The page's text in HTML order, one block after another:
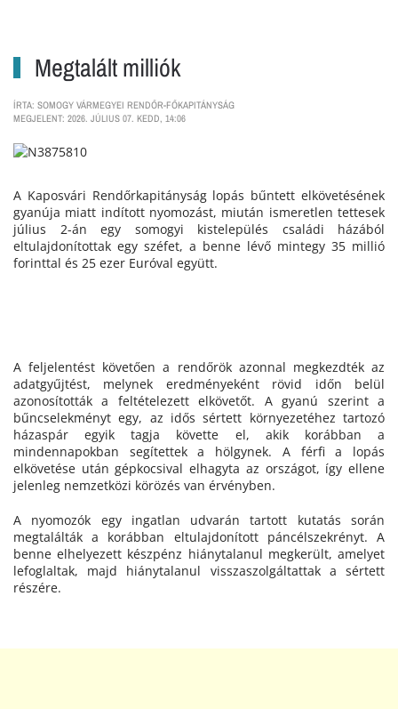
Megtalált milliók
ÍRTA: SOMOGY VÁRMEGYEI RENDŐR-FŐKAPITÁNYSÁG
MEGJELENT: 2026. JÚLIUS 07. KEDD, 14:06
A Kaposvári Rendőrkapitányság lopás bűntett elkövetésének
gyanúja miatt indított nyomozást, miután ismeretlen tettesek
július 2-án egy somogyi kistelepülés családi házából
eltulajdonítottak egy széfet, a benne lévő mintegy 35 millió
forinttal és 25 ezer Euróval együtt.
A feljelentést követően a rendőrök azonnal megkezdték az
adatgyűjtést, melynek eredményeként rövid időn belül
azonosították a feltételezett elkövetőt. A gyanú szerint a
bűncselekményt egy, az idős sértett környezetéhez tartozó
házaspár egyik tagja követte el, akik korábban a
mindennapokban segítettek a hölgynek. A férfi a lopás
elkövetése után gépkocsival elhagyta az országot, így ellene
jelenleg nemzetközi körözés van érvényben.
A nyomozók egy ingatlan udvarán tartott kutatás során
megtalálták a korábban eltulajdonított páncélszekrényt. A
benne elhelyezett készpénz hiánytalanul megkerült, amelyet
lefoglaltak, majd hiánytalanul visszaszolgáltattak a sértett
részére.